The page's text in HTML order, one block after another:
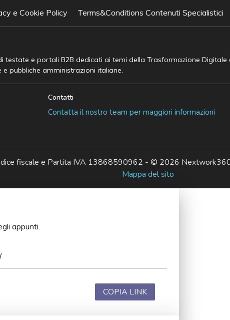
e Cookie Policy Terms&Conditions Contenuti Specialistici
e portali B2B dedicati ai temi della Trasformazione Digitale
pubbliche amministrazioni italiane.
Contatti
Contatta il nostro team per maggiori informazioni
fiscale e Partita IVA 13868590962 - © 2026
Mappa del sito
appunti.
COPIA LINK